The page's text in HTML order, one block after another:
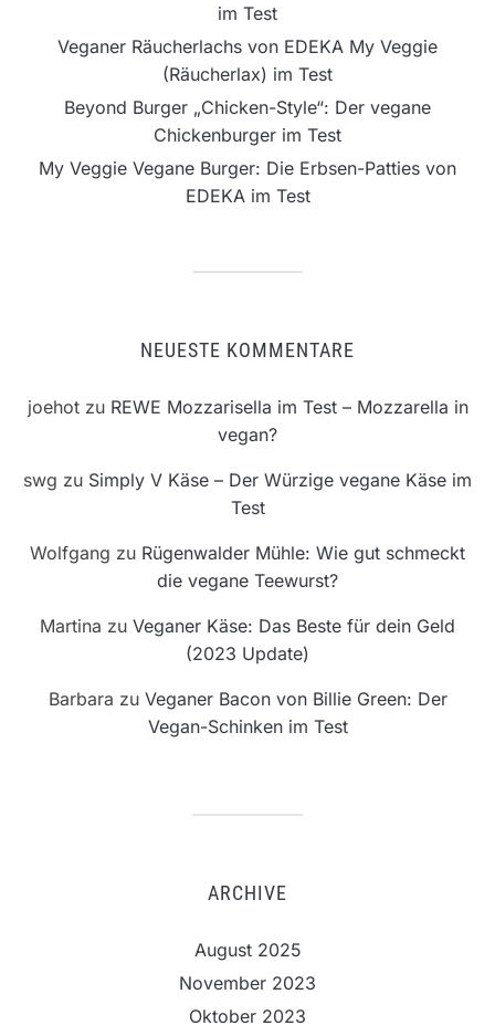
im Test
Veganer Räucherlachs von EDEKA My Veggie
(Räucherlax) im Test
Beyond Burger „Chicken-Style“: Der vegane
Chickenburger im Test
My Veggie Vegane Burger: Die Erbsen-Patties von
EDEKA im Test
NEUESTE KOMMENTARE
joehotzu REWE Mozzarisella im Test – Mozzarella in
vegan?
swg zu Simply V Käse – Der Würzige vegane Käse im
Test
Wolfgang zu Rügenwalder Mühle: Wie gut schmeckt
die vegane Teewurst?
Martina zu Veganer Käse: Das Beste für dein Geld
(2023 Update)
Barbara zu Veganer Bacon von Billie Green: Der
Vegan-Schinken im Test
ARCHIVE
August 2025
November 2023
Oktober 2023